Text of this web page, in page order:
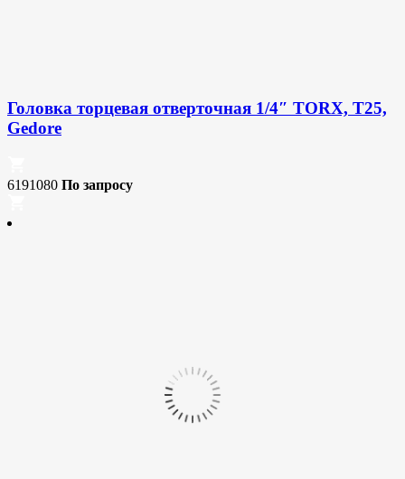
Головка торцевая отверточная 1/4″ TORX, T25,
Gedore
6191080 По запросу